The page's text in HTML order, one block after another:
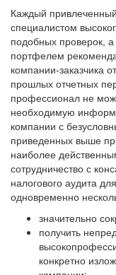
Каждый
специалистом
подобных проверок,
портфелем
компании-заказчика
прошлых отчетных
профессионал не
необходимую
компании с
приведенных выше
наиболее
сотрудничество с
налогового аудита
одновременно
значительно
получить
конкретно